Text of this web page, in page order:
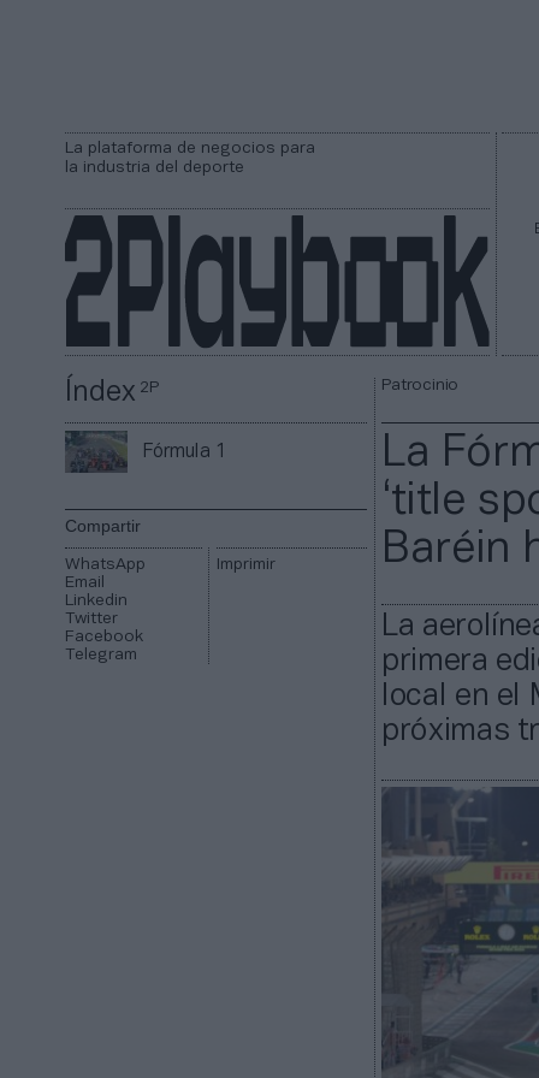
La plataforma de negocios para
la industria del deporte
Índex2P
Fórmula 1
Compartir
WhatsApp
Email
Linkedin
Twitter
Facebook
Telegram
Imprimir
Patrocinio
La
‘title
Baréin
La
primera
local en el
próximas